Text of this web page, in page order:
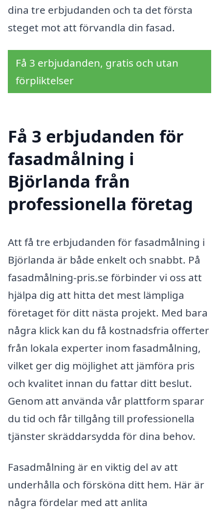
dina tre erbjudanden och ta det första
steget mot att förvandla din fasad.
Få 3 erbjudanden, gratis och utan
förpliktelser
Få 3 erbjudanden för
fasadmålning i
Björlanda från
professionella företag
Att få tre erbjudanden för fasadmålning i
Björlanda är både enkelt och snabbt. På
fasadmålning-pris.se förbinder vi oss att
hjälpa dig att hitta det mest lämpliga
företaget för ditt nästa projekt. Med bara
några klick kan du få kostnadsfria offerter
från lokala experter inom fasadmålning,
vilket ger dig möjlighet att jämföra pris
och kvalitet innan du fattar ditt beslut.
Genom att använda vår plattform sparar
du tid och får tillgång till professionella
tjänster skräddarsydda för dina behov.
Fasadmålning är en viktig del av att
underhålla och försköna ditt hem. Här är
några fördelar med att anlita